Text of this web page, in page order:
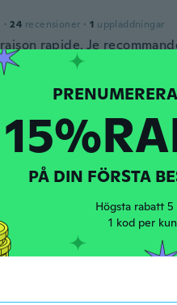
· 24 recensioner · 1 uppladdningar
rapide. Je
· 4 recensioner
e ainda estou esperando
·
lo quería
PÅ DIN FÖRSTA
Högsta rabatt 5
1 kod per